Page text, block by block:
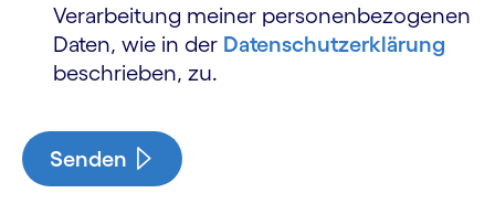
Verarbeitung meiner personen­bezogenen
Daten, wie in der Datenschutz­erklärung
beschrieben, zu.
Senden